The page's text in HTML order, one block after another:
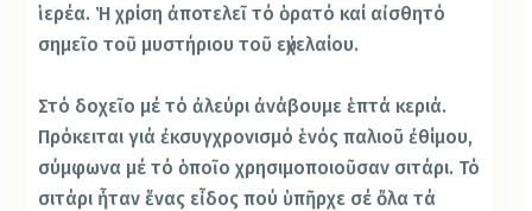
ἱερέα. Ἡ χρίση ἀποτελεῖ τό ὁρατό καί αἰσθητό
σημεῖο τοῦ μυστήριου τοῦ εὐχελαίου.
Στό δοχεῖο μέ τό ἀλεύρι ἀνάβουμε ἑπτά κεριά.
Πρόκειται γιά ἐκσυγχρονισμό ἑνός παλιοῦ ἐθίμου,
σύμφωνα μέ τό ὁποῖο χρησιμοποιοῦσαν σιτάρι. Τό
σιτάρι ἦταν ἕνας εἶδος πού ὑπῆρχε σέ ὄλα τά